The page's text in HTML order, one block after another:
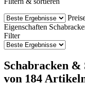
Eigenschaften
Filter
Schabracken &
von 184